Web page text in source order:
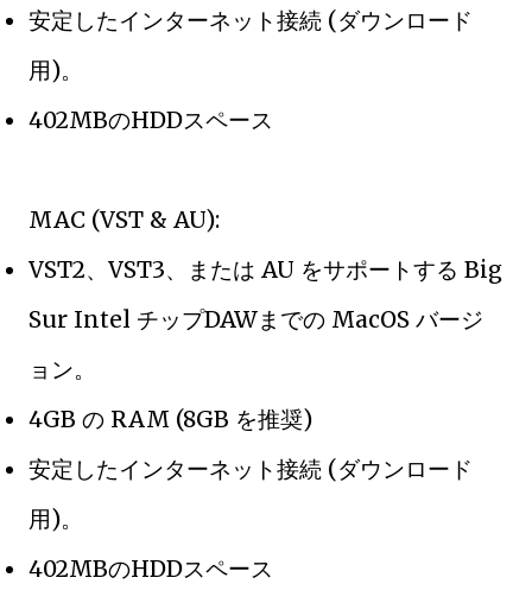
安定したインターネット接続 (ダウンロード
用)。
402MBのHDDスペース
MAC (VST & AU):
VST2、VST3、または AU をサポートする Big
Sur Intel チップDAWまでの MacOS バージ
ョン。
4GB の RAM (8GB を推奨)
安定したインターネット接続 (ダウンロード
用)。
402MBのHDDスペース